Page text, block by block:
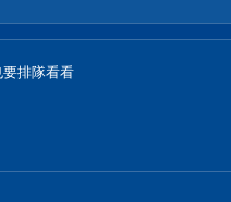
要排隊看看